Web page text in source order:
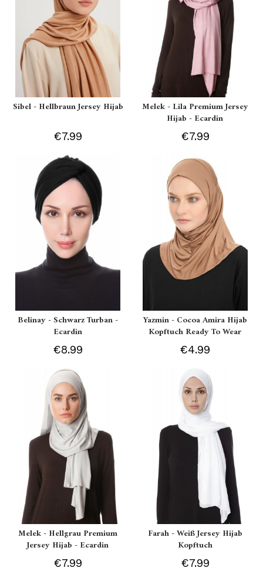
Sibel - Hellbraun Jersey Hijab
€7.99
Melek - Lila Premium Jersey
Hijab - Ecardin
€7.99
Belinay - Schwarz Turban -
Ecardin
€8.99
Yazmin - Cocoa Amira Hijab
Kopftuch Ready To Wear
€4.99
Melek - Hellgrau Premium
Jersey Hijab - Ecardin
€7.99
Farah - Weiß Jersey Hijab
Kopftuch
€7.99